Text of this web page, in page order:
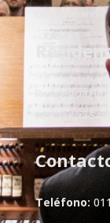
Residencia
Residencia
Teléfono: